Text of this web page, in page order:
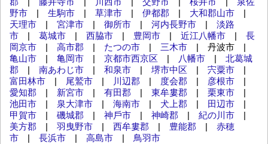
野市 | 生駒市 | 草津市 | 伊都郡 | 大和郡山市 |
天理市 | 宮津市 | 御所市 | 河内長野市 | 淡路
市 | 葛城市 | 西脇市 | 豊岡市 | 近江八幡市 | 長
岡京市 | 高市郡 | たつの市 | 三木市 | 丹波市 |
亀山市 | 亀岡市 | 京都市西京区 | 八幡市 | 北葛城
郡 | 南あわじ市 | 和泉市 | 堺市中区 | 宍粟市 |
富田林市 | 尾鷲市 | 川辺郡 | 度会郡 | 彦根市 |
愛知郡 | 新宮市 | 有田郡 | 東牟婁郡 | 栗東市 |
池田市 | 泉大津市 | 海南市 | 犬上郡 | 田辺市 |
甲賀市 | 磯城郡 | 神⼾市 | 神崎郡 | 紀の川市 |
美方郡 | 羽曳野市 | 西牟婁郡 | 豊能郡 | 赤穂
市 | 長浜市 | 高島市 | 鳥羽市